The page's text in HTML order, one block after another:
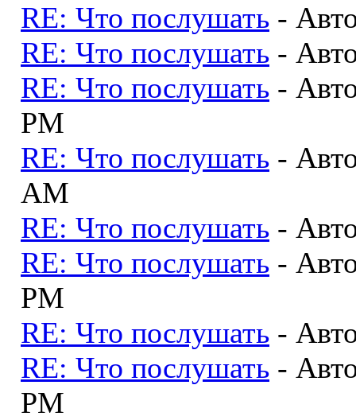
RE: Что послушать -
RE: Что послушать -
RE: Что послушать -
PM
RE: Что послушать -
AM
RE: Что послушать -
RE: Что послушать -
PM
RE: Что послушать -
RE: Что послушать -
PM